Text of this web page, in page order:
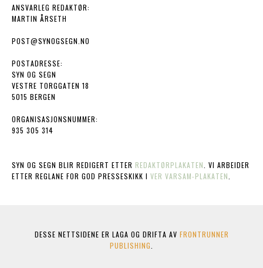
ANSVARLEG REDAKTØR:
MARTIN ÅRSETH
POST@SYNOGSEGN.NO
POSTADRESSE:
SYN OG SEGN
VESTRE TORGGATEN 18
5015 BERGEN
ORGANISASJONSNUMMER:
935 305 314
SYN OG SEGN BLIR REDIGERT ETTER REDAKTØRPLAKATEN . VI ARBEIDER
ETTER REGLANE FOR GOD PRESSESKIKK I VER VARSAM-PLAKATEN
DESSE NETTSIDENE ER LAGA OG DRIFTA AV FRONTRUNNER
PUBLISHING